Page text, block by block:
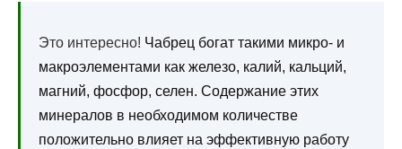
Это интересно! Чабрец богат такими микро- и
макроэлементами как железо, калий, кальций,
магний, фосфор, селен. Содержание этих
минералов в необходимом количестве
положительно влияет на эффективную работу